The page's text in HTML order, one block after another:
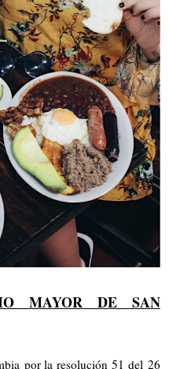
MAYOR DE SAN
por la resolución 51 del 26